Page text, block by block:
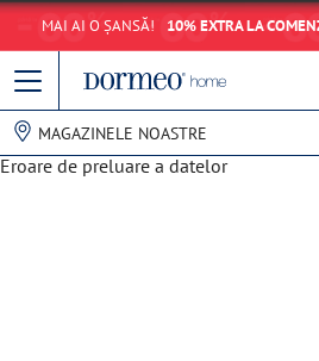
MAI AI O ȘANSĂ! 10% EXTRA LA
MAGAZINELE NOASTRE
Eroare de preluare a datelor